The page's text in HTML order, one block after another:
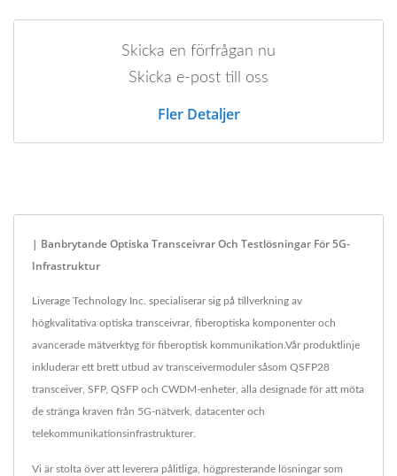
Skicka en förfrågan nu
Skicka e-post till oss
Fler Detaljer
| Banbrytande Optiska Transceivrar Och Testlösningar För 5G-
Infrastruktur
Liverage Technology Inc. specialiserar sig på tillverkning av
högkvalitativa optiska transceivrar, fiberoptiska komponenter och
avancerade mätverktyg för fiberoptisk kommunikation.Vår produktlinje
inkluderar ett brett utbud av transceivermoduler såsom QSFP28
transceiver, SFP, QSFP och CWDM-enheter, alla designade för att möta
de stränga kraven från 5G-nätverk, datacenter och
telekommunikationsinfrastrukturer.
Vi är stolta över att leverera pålitliga, högpresterande lösningar som